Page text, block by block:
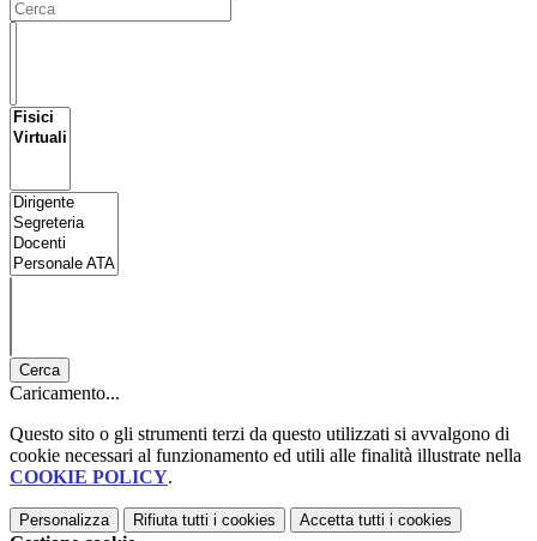
Cerca
Caricamento...
Questo sito o gli strumenti terzi da questo utilizzati si avvalgono di
cookie necessari al funzionamento ed utili alle finalità illustrate nella
COOKIE POLICY.
Personalizza Rifiuta tutti i cookies Accetta tutti i cookies